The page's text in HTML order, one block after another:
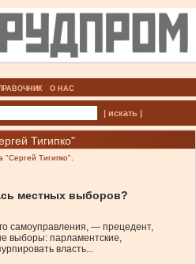
О НАС
| искать |
Тигипко"
"Сергей Тигипко".
местных выборов?
самоуправления, — прецедент,
выборы: парламентские,
власть...